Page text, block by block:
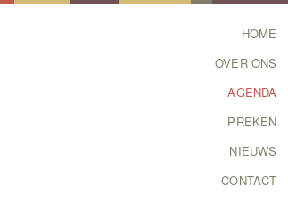
SKIP TO PRIMARY
CONTENT
SKIP TO SECONDARY
CONTENT
HOME
OVER ONS
AGENDA
PREKEN
NIEUWS
CONTACT